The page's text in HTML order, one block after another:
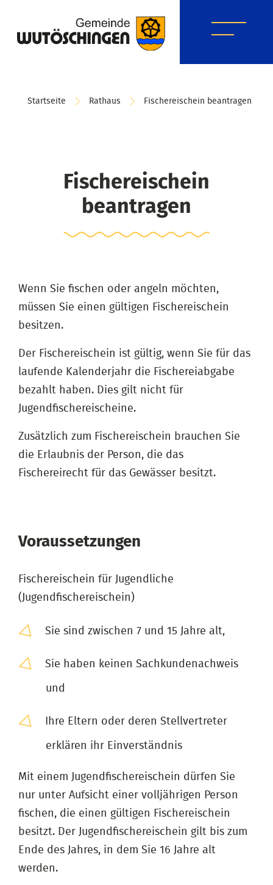
Startseite Rathaus Fischereischein beantragen
Fischereischein
beantragen
Wenn Sie fischen oder angeln möchten,
müssen Sie einen gültigen Fischereischein
besitzen.
Der Fischereischein ist gültig, wenn Sie für das
laufende Kalenderjahr die Fischereiabgabe
bezahlt haben. Dies gilt nicht für
Jugendfischereischeine.
Zusätzlich zum Fischereischein brauchen Sie
die Erlaubnis der Person, die das
Fischereirecht für das Gewässer besitzt.
Voraussetzungen
Fischereischein für Jugendliche
(Jugendfischereischein)
Sie sind zwischen 7 und 15 Jahre alt,
Sie haben keinen Sachkundenachweis
und
Ihre Eltern oder deren Stellvertreter
erklären ihr Einverständnis
Mit einem Jugendfischereischein dürfen Sie
nur unter Aufsicht einer volljährigen Person
fischen, die einen gültigen Fischereischein
besitzt. Der Jugendfischereischein gilt bis zum
Ende des Jahres, in dem Sie 16 Jahre alt
werden.